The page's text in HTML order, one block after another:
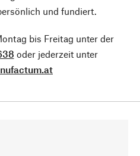
und fundiert.
bis Freitag unter der
oder jederzeit unter